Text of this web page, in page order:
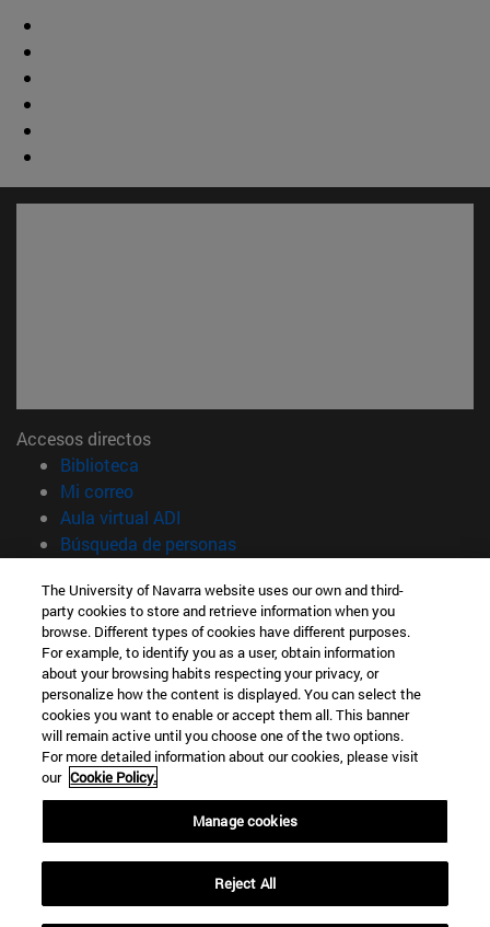
Accesos directos
Biblioteca
Mi correo(abre en nueva ventana)
Aula virtual ADI
Búsqueda de personas(abre en nueva ventana)
Información
TFNO +34 948 42 56 00
¿QUÉ GRADO TE INTERESA?
¿QUÉ MÁSTER TE INTERESA?
© Universidad de Navarra
Información legal
Accesibilidad
Configuración de cookies
Localizador de campus
The University of Navarra website uses our own and third-
party cookies to store and retrieve information when you
browse. Different types of cookies have different purposes.
For example, to identify you as a user, obtain information
about your browsing habits respecting your privacy, or
personalize how the content is displayed. You can select the
cookies you want to enable or accept them all. This banner
will remain active until you choose one of the two options.
For more detailed information about our cookies, please visit
our Cookie Policy.
Manage cookies
Reject All